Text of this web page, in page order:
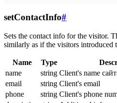
setContactInfo#
Sets the contact info for the visitor.
similarly as if the visitors introduced
Name Type
name
string Client's name
email
string Client's email
phone
string Client's phone